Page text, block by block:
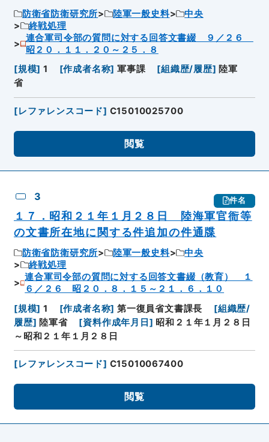
防衛省防衛研究所 陸軍一般史料
中央
終戦処理
連合軍司令部の質問に対する回答文書綴 ９／２６
昭２０．１１．２０～２５．８
[規模] 1 [作成者名称] 軍事課 [組織歴/履歴] 陸軍
省
[レファレンスコード] C15010025700
閲覧
3 件名
１７．昭和２１年１月２８日 陸海軍官衙等
の文書所在地に関する件追加の件通牒
防衛省防衛研究所 陸軍一般史料
中央
終戦処理
連合軍司令部の質問に対する回答文書綴（教育） １
６／２６ 昭２０．８．１５～２１．６．１０
[規模] 1 [作成者名称] 第一復員省文書課長 [組織歴/
履歴] 陸軍省 [資料作成年月日 ] 昭和２１年１月２８日
～昭和２１年１月２８日
[レファレンスコード] C15010067400
閲覧